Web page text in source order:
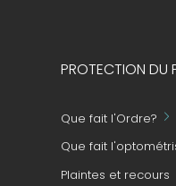
PROTECTION DU
Que fait l'Ordre?
Que fait
Plaintes et recours